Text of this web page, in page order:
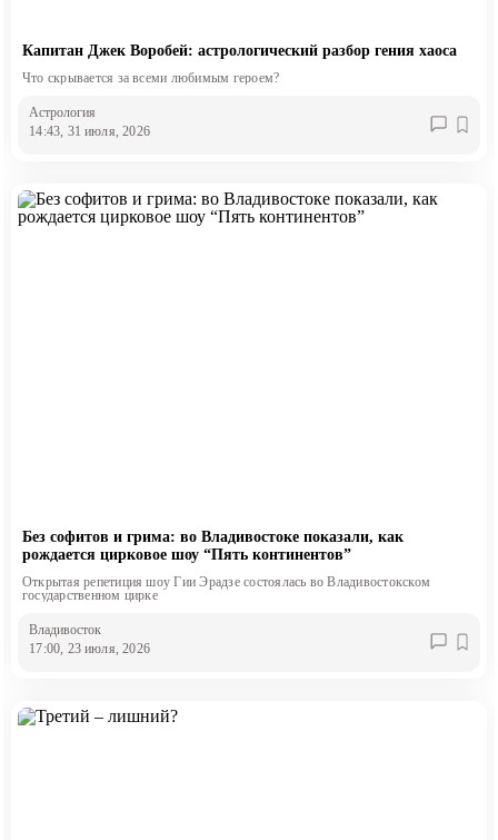
Капитан Джек Воробей: астрологический разбор гения хаоса
Что скрывается за всеми любимым героем?
Астрология
14:43, 31 июля, 2026
Без софитов и грима: во Владивостоке показали, как
рождается цирковое шоу “Пять континентов”
Открытая репетиция шоу Гии Эрадзе состоялась во Владивостокском
государственном цирке
Владивосток
17:00, 23 июля, 2026